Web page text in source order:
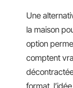
Une
la maison
option
comptent